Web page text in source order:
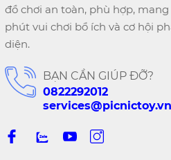
đồ chơi an toàn, phù hợp,
phút vui chơi bổ ích và cơ hội
diện.
BẠN CẦN GIÚP ĐỠ?
0822292012
services@picnictoy.vn